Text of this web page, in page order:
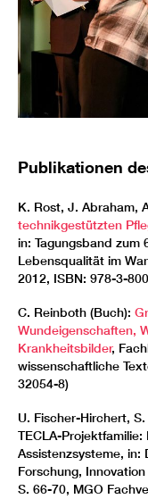
Publikationen
K. Rost, J. Abraham,
technikgestützten
in: Tagungsband zum
Lebensqualität im
2012, ISBN: 978-3-
C. Reinboth (Buch):
Wundeigenschaften,
Krankheitsbilder,
wissenschaftliche
32054-8)
U. Fischer-Hirchert,
TECLA-
Assistenzsysteme,
Forschung,
S. 66-70, MGO